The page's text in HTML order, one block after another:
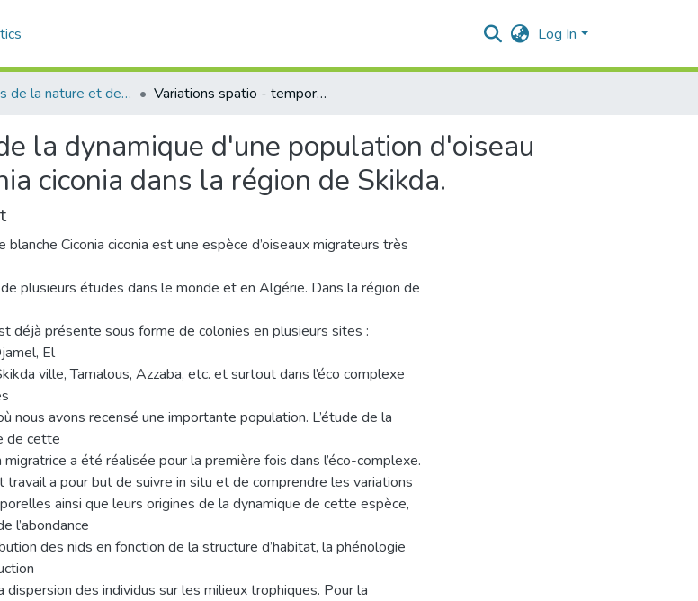
Log In
Sciences de la nature et de la vie Variations spatio - temporelles de la dynamique d'une population d'oiseau d'eau : la Cigogne blanche, Ciconia ciconia dans la région de Skikda.
la dynamique d'une population d'oiseau
ciconia dans la région de Skikda.
blanche Ciconia ciconia est une espèce d’oiseaux migrateurs très
plusieurs études dans le monde et en Algérie. Dans la région de
déjà présente sous forme de colonies en plusieurs sites :
El
ville, Tamalous, Azzaba, etc. et surtout dans l’éco complexe
nous avons recensé une importante population. L’étude de la
de cette
a été réalisée pour la première fois dans l’éco-complexe.
travail a pour but de suivre in situ et de comprendre les variations
ainsi que leurs origines de la dynamique de cette espèce,
l’abondance
des nids en fonction de la structure d’habitat, la phénologie
dispersion des individus sur les milieux trophiques. Pour la